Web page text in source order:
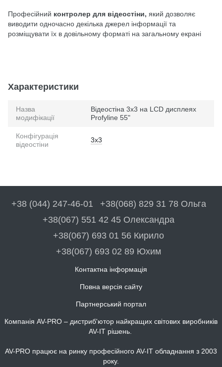
Професійний контролер для відеостіни, який дозволяє
виводити одночасно декілька джерел інформації та
розміщувати їх в довільному форматі на загальному екрані
Характеристики
Назва
модифікації
Відеостіна 3х3 на LCD дисплеях
Profyline 55"
Конфігурація
відеостіни
3x3
+38 (044) 247-46-01
+38(068) 829 31 78 Ольга
+38(067) 551 42 45 Олександра
+38(067) 693 01 56 Кирило
+38(067) 693 02 89 Юхим
Контактна інформація
Повна версія сайту
Партнерський портал
Компанія AV-PRO – дистриб'ютор найкращих світових виробників
AV-IT рішень.
AV-PRO працює на ринку професійного AV-IT обладнання з 2003
року.